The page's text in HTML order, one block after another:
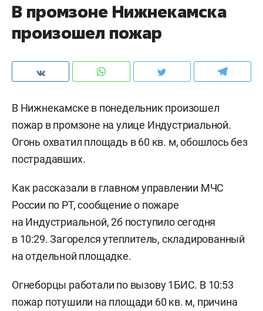
В промзоне Нижнекамска
произошел пожар
В Нижнекамске в понедельник произошел
пожар в промзоне на улице Индустриальной.
Огонь охватил площадь в 60 кв. м, обошлось без
пострадавших.
Как рассказали в главном управлении МЧС
России по РТ, сообщение о пожаре
на Индустриальной, 2б поступило сегодня
в 10:29. Загорелся утеплитель, складированный
на отдельной площадке.
Огнеборцы работали по вызову 1БИС. В 10:53
пожар потушили на площади 60 кв. м, причина